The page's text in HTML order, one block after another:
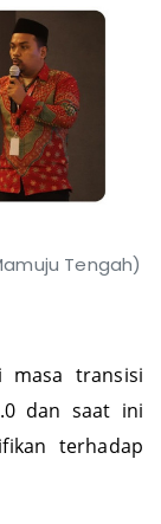
Tengah)
masa transisi
dan saat ini
terhadap